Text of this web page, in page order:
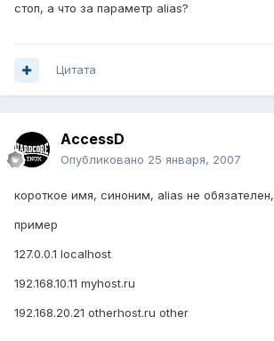
стоп, а что за параметр alias?
Цитата
AccessD
Опубликовано 25 января, 2007
короткое имя, синоним, alias не обязателен,
пример
127.0.0.1 localhost
192.168.10.11 myhost.ru
192.168.20.21 otherhost.ru other